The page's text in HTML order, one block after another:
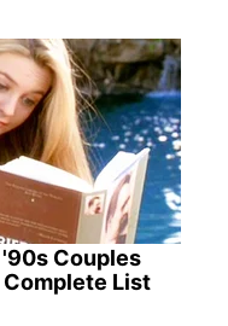
'90s Couples
List